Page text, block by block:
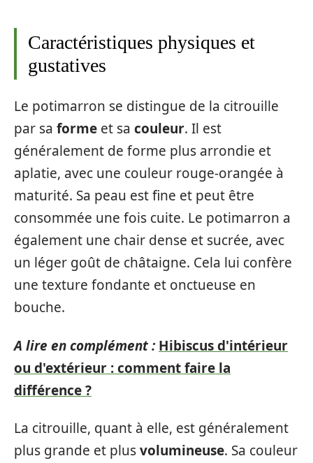
Caractéristiques physiques et
gustatives
Le potimarron se distingue de la citrouille
par sa forme et sa couleur. Il est
généralement de forme plus arrondie et
aplatie, avec une couleur rouge-orangée à
maturité. Sa peau est fine et peut être
consommée une fois cuite. Le potimarron a
également une chair dense et sucrée, avec
un léger goût de châtaigne. Cela lui confère
une texture fondante et onctueuse en
bouche.
A lire en complément : Hibiscus d'intérieur
ou d'extérieur : comment faire la
différence ?
La citrouille, quant à elle, est généralement
plus grande et plusvolumineuse. Sa couleur